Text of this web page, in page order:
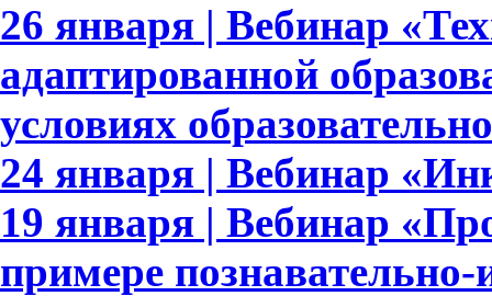
26 января | Вебинар
адаптированной
условиях
24 января | Вебинар
19 января | Вебинар
примере познавательно-